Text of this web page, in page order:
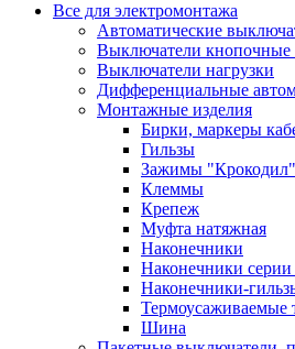
Все для электромонтажа
Автоматические
Выключатели
Выключатели нагрузки
Дифференциальные
Монтажные изделия
Бирки, маркеры
Гильзы
Зажимы "Крокодил"
Клеммы
Крепеж
Муфта натяжная
Наконечники
Наконечники
Наконечники-
Термоусаживаемые
Шина